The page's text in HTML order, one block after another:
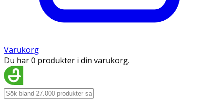
Varukorg
Du har 0 produkter i din varukorg.